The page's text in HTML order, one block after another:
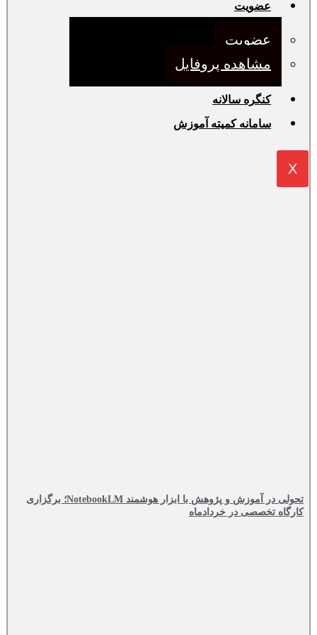
عضویت
عضویت
مشاهده پروفایل
کنگره سالانه
سامانه کمیته آموزش
X
تحولی در آموزش و پژوهش با ابزار هوشمند NotebookLM؛ برگزاری
کارگاه تخصصی در خردادماه